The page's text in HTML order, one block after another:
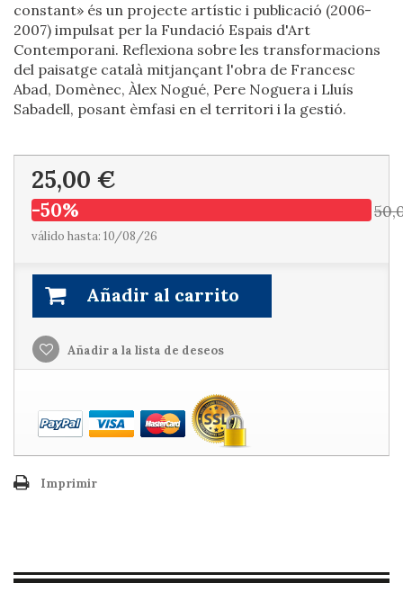
constant» és un projecte artístic i publicació (2006-
2007) impulsat per la Fundació Espais d'Art
Contemporani. Reflexiona sobre les transformacions
del paisatge català mitjançant l'obra de Francesc
Abad, Domènec, Àlex Nogué, Pere Noguera i Lluís
Sabadell, posant èmfasi en el territori i la gestió.
25,00 €
-50%
válido hasta: 10/08/26
Añadir al carrito
Añadir a la lista de deseos
Imprimir